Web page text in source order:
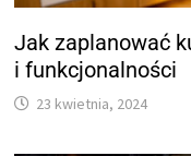
Jak zaplanować
i funkcjonalności
23 kwietnia, 2024